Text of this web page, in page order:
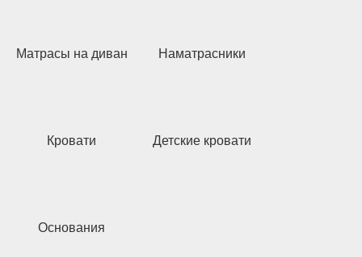
Матрасы на диван Наматрасники
Кровати Детские кровати
Основания